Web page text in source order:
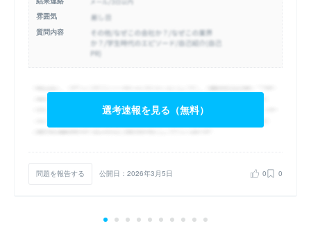
雰囲気
質問内容
選考速報を見る（無料）
問題を報告する 公開日：2026年3月5日 0 0